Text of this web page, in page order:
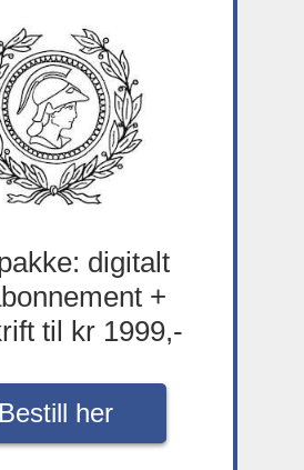
digitalt
+
til kr 1999,-
Bestill her